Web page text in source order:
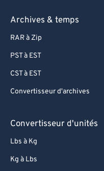
Archives & temps
RAR à Zip
PST à EST
CST à EST
Convertisseur d'archives
Convertisseur d'unités
Lbs à Kg
Kg à Lbs